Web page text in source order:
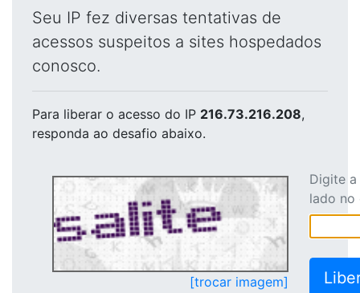
Seu IP fez diversas tentativas de
acessos suspeitos a sites hospedados
conosco.
Para liberar o acesso do IP 216.73.216.208,
responda ao desafio abaixo.
[trocar imagem]
Digite
lado no